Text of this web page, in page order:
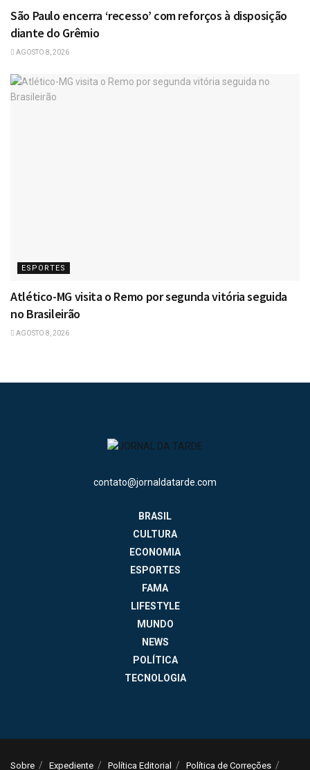
São Paulo encerra ‘recesso’ com reforços à disposição
diante do Grêmio
AGOSTO 8, 2026
ESPORTES
Atlético-MG visita o Remo por segunda vitória seguida
no Brasileirão
AGOSTO 8, 2026
contato@jornaldatarde.com
BRASIL
CULTURA
ECONOMIA
ESPORTES
FAMA
LIFESTYLE
MUNDO
NEWS
POLÍTICA
TECNOLOGIA
Sobre Expediente Política Editorial Política de Correções